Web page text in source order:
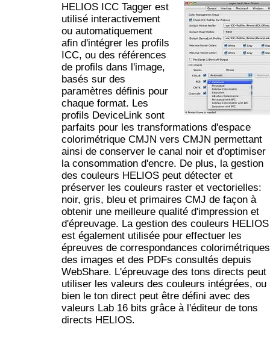
HELIOS ICC Tagger est
utilisé interactivement
ou automatiquement
afin d'intégrer les profils
ICC, ou des références
de profils dans l'image,
basés sur des
paramètres définis pour
chaque format. Les
profils DeviceLink sont
parfaits pour les transformations d'espace
colorimétrique CMJN vers CMJN permettant
ainsi de conserver le canal noir et d'optimiser
la consommation d'encre. De plus, la gestion
des couleurs HELIOS peut détecter et
préserver les couleurs raster et vectorielles:
noir, gris, bleu et primaires CMJ de façon à
obtenir une meilleure qualité d'impression et
d'épreuvage. La gestion des couleurs HELIOS
est également utilisée pour effectuer les
épreuves de correspondances colorimétriques
des images et des PDFs consultés depuis
WebShare. L'épreuvage des tons directs peut
utiliser les valeurs des couleurs intégrées, ou
bien le ton direct peut être défini avec des
valeurs Lab 16 bits grâce à l'éditeur de tons
directs HELIOS.